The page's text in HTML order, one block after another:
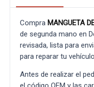
Compra MANGUETA
de segunda mano en
revisada, lista para
para reparar tu
Antes de realizar el